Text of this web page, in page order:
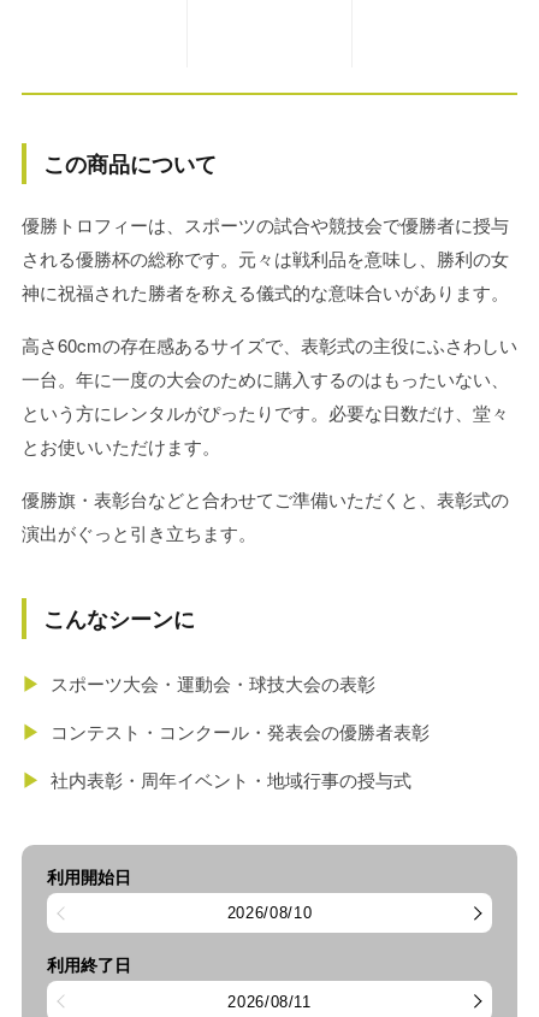
この商品について
優勝トロフィーは、スポーツの試合や競技会で優勝者に授与
される優勝杯の総称です。元々は戦利品を意味し、勝利の女
神に祝福された勝者を称える儀式的な意味合いがあります。
高さ60cmの存在感あるサイズで、表彰式の主役にふさわしい
一台。年に一度の大会のために購入するのはもったいない、
という方にレンタルがぴったりです。必要な日数だけ、堂々
とお使いいただけます。
優勝旗・表彰台などと合わせてご準備いただくと、表彰式の
演出がぐっと引き立ちます。
こんなシーンに
▶ スポーツ大会・運動会・球技大会の表彰
▶ コンテスト・コンクール・発表会の優勝者表彰
▶ 社内表彰・周年イベント・地域行事の授与式
利用開始日
2026/08/10
利用終了日
2026/08/11